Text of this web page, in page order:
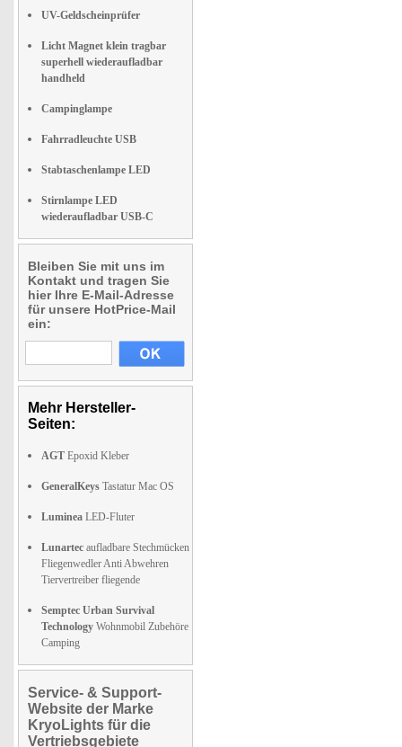
UV-Geldscheinprüfer
Licht Magnet klein tragbar
superhell wiederaufladbar
handheld
Campinglampe
Fahrradleuchte USB
Stabtaschenlampe LED
Stirnlampe LED
wiederaufladbar USB-C
Bleiben Sie mit uns im
Kontakt und tragen Sie
hier Ihre E-Mail-Adresse
für unsere HotPrice-Mail
ein:
Mehr Hersteller-
Seiten:
AGT Epoxid Kleber
GeneralKeys Tastatur Mac OS
Luminea LED-Fluter
Lunartec aufladbare Stechmücken
Fliegenwedler Anti Abwehren
Tiervertreiber fliegende
Semptec Urban Survival
Technology Wohnmobil Zubehöre
Camping
Service- & Support-
Website der Marke
KryoLights für die
Vertriebsgebiete